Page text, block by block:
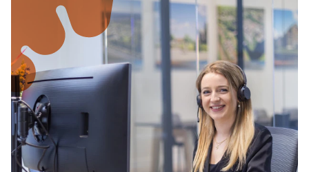
an Ostern für ein langes Wochenende frei. Das
Osterwochenende ist eine beliebte Zeit, um ein
Wochenende in Maasland zu buchen.